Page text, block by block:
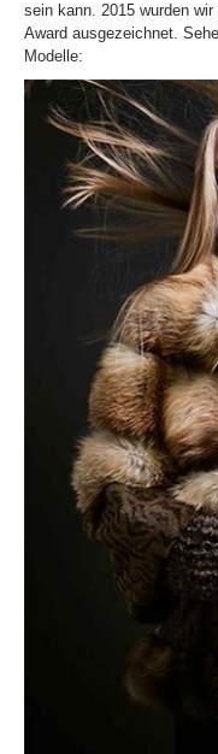
sein kann. 2015 wurden
Award ausgezeichnet.
Modelle: